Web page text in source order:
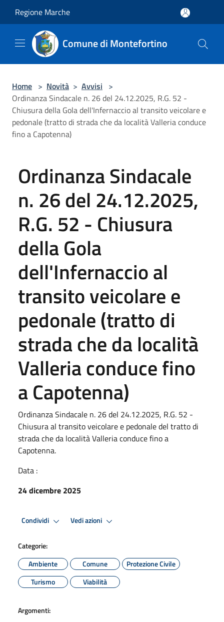
Regione Marche
Comune di Montefortino
Home > Novità > Avvisi >
Ordinanza Sindacale n. 26 del 24.12.2025, R.G. 52 -
Chiusura della Gola dell'Infernaccio al transito veicolare e
pedonale (tratto di strada che da località Valleria conduce
fino a Capotenna)
Ordinanza Sindacale
n. 26 del 24.12.2025,
R.G. 52 - Chiusura
della Gola
dell'Infernaccio al
transito veicolare e
pedonale (tratto di
strada che da località
Valleria conduce fino
a Capotenna)
Ordinanza Sindacale n. 26 del 24.12.2025, R.G. 52 -
Chiusura al transito veicolare e pedonale del tratto di
strada che da località Valleria conduce fino a
Capotenna.
Data :
24 dicembre 2025
Condividi Vedi azioni
Categorie:
Ambiente
Comune
Protezione Civile
Turismo
Viabilità
Argomenti: